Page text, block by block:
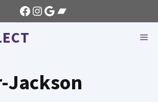
Facebook
Instagram
GoogleBandcamp
Jackson